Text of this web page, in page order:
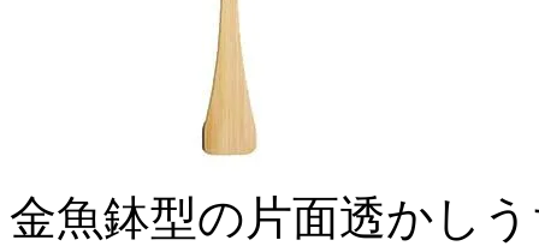
金魚鉢型の片面透かし